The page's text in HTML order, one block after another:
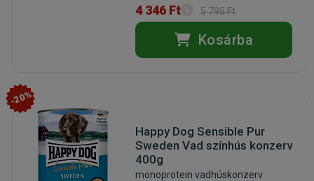
4 346 Ft 5 795 Ft
Kosárba
-20%
Happy Dog Sensible Pur
Sweden Vad színhús konzerv
400g
monoprotein vadhúskonzerv